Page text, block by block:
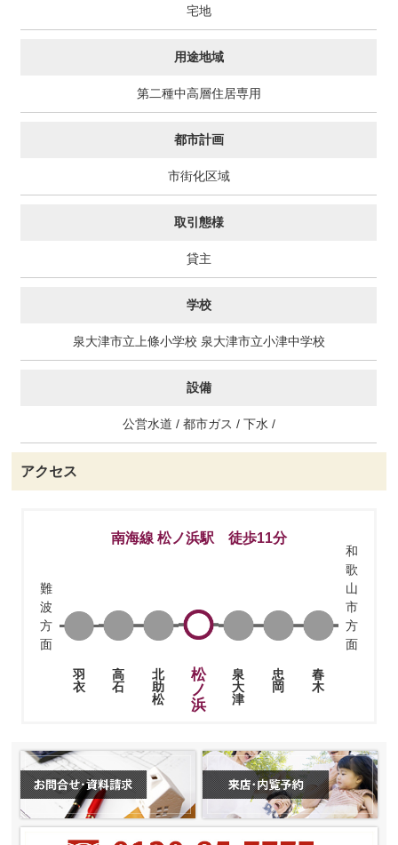
宅地
用途地域
第二種中高層住居専用
都市計画
市街化区域
取引態様
貸主
学校
泉大津市立上條小学校 泉大津市立小津中学校
設備
公営水道 / 都市ガス / 下水 /
アクセス
南海線 松ノ浜駅 徒歩11分
難
波
方
面
羽
衣
高
石
北
助
松
松
ノ
浜
泉
大
津
忠
岡
春
木
和
歌
山
市
方
面